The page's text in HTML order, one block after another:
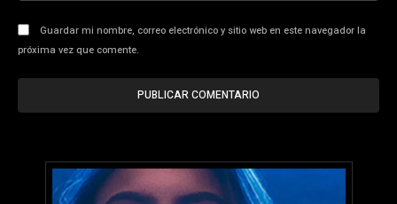
Guardar mi nombre, correo electrónico y sitio web en este navegador la
próxima vez que comente.